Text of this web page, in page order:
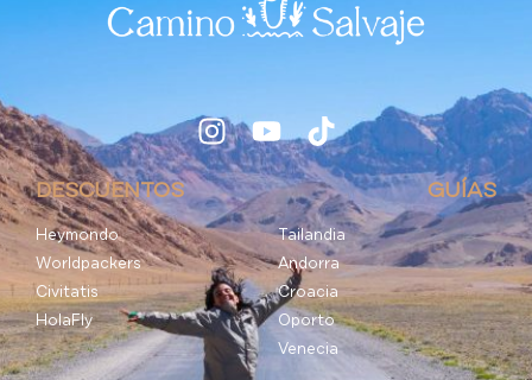
DESCUENTOS
Heymondo
Worldpackers
Civitatis
HolaFly
GUÍAS
Tailandia
Andorra
Croacia
Oporto
Venecia